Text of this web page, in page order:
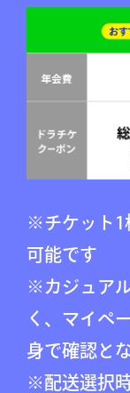
※チケット1
可能です
※カジュア
く、マイペ
身で確認と
※配送選択